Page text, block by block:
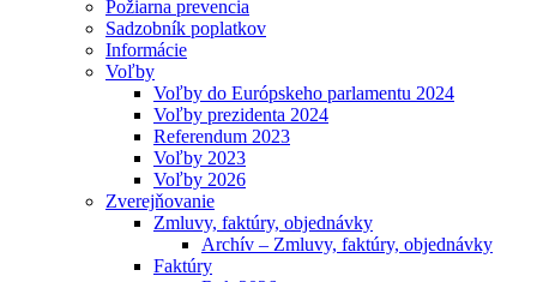
Požiarna prevencia
Sadzobník poplatkov
Informácie
Voľby
Voľby do Európskeho parlamentu 2024
Voľby prezidenta 2024
Referendum 2023
Voľby 2023
Voľby 2026
Zverejňovanie
Zmluvy, faktúry, objednávky
Archív – Zmluvy, faktúry, objednávky
Faktúry